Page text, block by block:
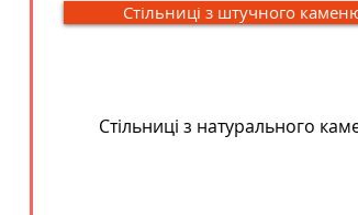
Стільниці з штучного
Стільниці з натурального